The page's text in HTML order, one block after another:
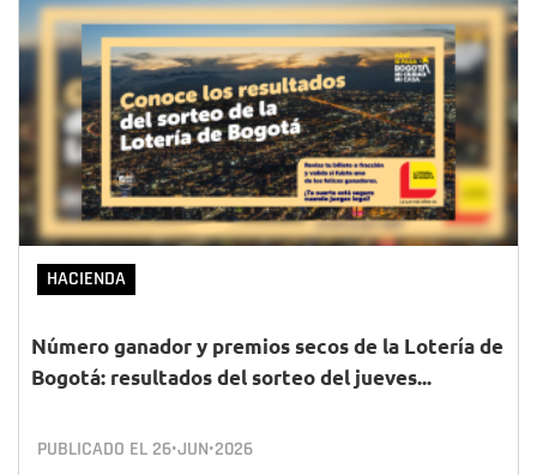
HACIENDA
Número ganador y premios secos de la Lotería de
Bogotá: resultados del sorteo del jueves...
PUBLICADO EL 26•JUN•2026